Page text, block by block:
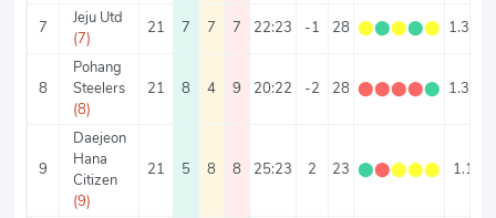
7
Jeju Utd
(7)
21 7 7 7 22:23 -1 28 ⬤⬤⬤⬤⬤ 1.33
8
Pohang
Steelers
(8)
21 8 4 9 20:22 -2 28 ⬤⬤⬤⬤⬤ 1.33
9
Daejeon
Hana
Citizen
(9)
21 5 8 8 25:23 2 23 ⬤⬤⬤⬤⬤ 1.1